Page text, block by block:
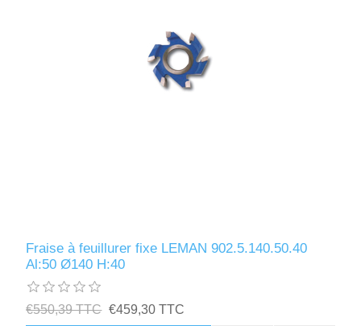
Fraise à feuillurer fixe LEMAN 902.5.140.50.40
Al:50 Ø140 H:40
€550,39 TTC €459,30 TTC